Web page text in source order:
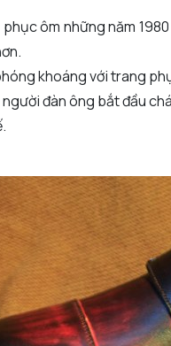
ôm những năm
khoáng với trang
đàn ông bắt đầu